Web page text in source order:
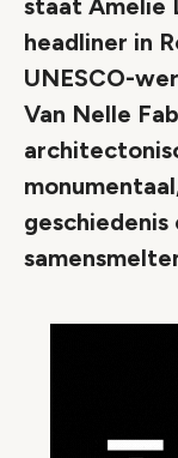
staat Amelie
headliner in
UNESCO-
Van Nelle
geschiedenis